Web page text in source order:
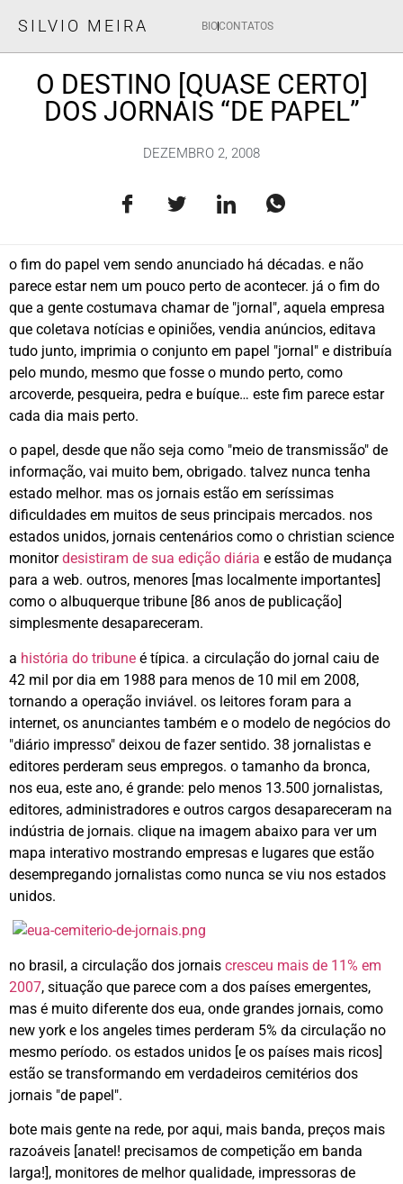
SILVIO MEIRA BIOCONTATOS
O DESTINO [QUASE CERTO]
DOS JORNAIS “DE PAPEL”
DEZEMBRO 2, 2008
o fim do papel vem sendo anunciado há décadas. e não
parece estar nem um pouco perto de acontecer. já o fim do
que a gente costumava chamar de "jornal", aquela empresa
que coletava notícias e opiniões, vendia anúncios, editava
tudo junto, imprimia o conjunto em papel "jornal" e distribuía
pelo mundo, mesmo que fosse o mundo perto, como
arcoverde, pesqueira, pedra e buíque… este fim parece estar
cada dia mais perto.
o papel, desde que não seja como "meio de transmissão" de
informação, vai muito bem, obrigado. talvez nunca tenha
estado melhor. mas os jornais estão em seríssimas
dificuldades em muitos de seus principais mercados. nos
estados unidos, jornais centenários como o christian science
monitordesistiram de sua edição diária e estão de mudança
para a web. outros, menores [mas localmente importantes]
como o albuquerque tribune [86 anos de publicação]
simplesmente desapareceram.
a história do tribune é típica. a circulação do jornal caiu de
42 mil por dia em 1988 para menos de 10 mil em 2008,
tornando a operação inviável. os leitores foram para a
internet, os anunciantes também e o modelo de negócios do
"diário impresso" deixou de fazer sentido. 38 jornalistas e
editores perderam seus empregos. o tamanho da bronca,
nos eua, este ano, é grande: pelo menos 13.500 jornalistas,
editores, administradores e outros cargos desapareceram na
indústria de jornais. clique na imagem abaixo para ver um
mapa interativo mostrando empresas e lugares que estão
desempregando jornalistas como nunca se viu nos estados
unidos.
no brasil, a circulação dos jornais cresceu mais de 11% em
2007, situação que parece com a dos países emergentes,
mas é muito diferente dos eua, onde grandes jornais, como
new york e los angeles times perderam 5% da circulação no
mesmo período. os estados unidos [e os países mais ricos]
estão se transformando em verdadeiros cemitérios dos
jornais "de papel".
bote mais gente na rede, por aqui, mais banda, preços mais
razoáveis [anatel! precisamos de competição em banda
larga!], monitores de melhor qualidade, impressoras de